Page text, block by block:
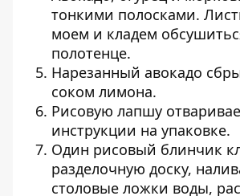
тонкими полосками.
моем и кладем
полотенце.
Нарезанный авокадо
соком лимона.
Рисовую лапшу
инструкции на упаковке.
Один рисовый блинчик
разделочную доску,
столовые ложки воды,